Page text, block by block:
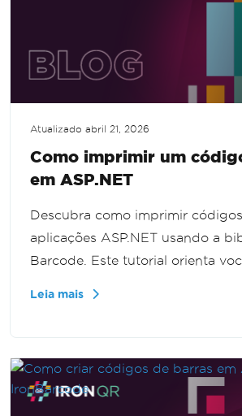
Atualizado abril 21, 2026
Como imprimir um
em ASP.NET
Descubra como imprimir
aplicações ASP.NET usando a
Barcode. Este tutorial orienta
Leia mais